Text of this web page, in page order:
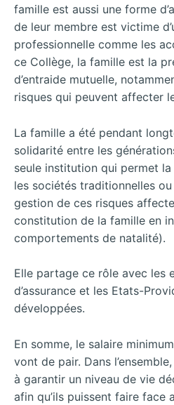
famille est aussi une forme
de leur membre est victime
professionnelle comme les
ce Collège, la famille est la
d’entraide mutuelle,
risques qui peuvent affecter
La famille a été pendant
solidarité entre les
seule institution qui permet
les sociétés traditionnelles
gestion de ces risques affecte
constitution de la famille en
comportements de natalité).
Elle partage ce rôle avec les
d’assurance et les Etats-
développées.
En somme, le salaire
vont de pair. Dans
à garantir un niveau de vie
afin qu’ils puissent faire face